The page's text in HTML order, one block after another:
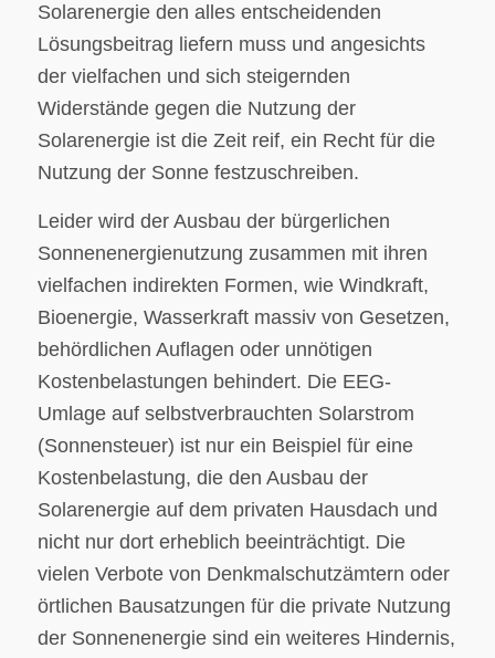
Solarenergie den alles entscheidenden
Lösungsbeitrag liefern muss und angesichts
der vielfachen und sich steigernden
Widerstände gegen die Nutzung der
Solarenergie ist die Zeit reif, ein Recht für die
Nutzung der Sonne festzuschreiben.
Leider wird der Ausbau der bürgerlichen
Sonnenenergienutzung zusammen mit ihren
vielfachen indirekten Formen, wie Windkraft,
Bioenergie, Wasserkraft massiv von Gesetzen,
behördlichen Auflagen oder unnötigen
Kostenbelastungen behindert. Die EEG-
Umlage auf selbstverbrauchten Solarstrom
(Sonnensteuer) ist nur ein Beispiel für eine
Kostenbelastung, die den Ausbau der
Solarenergie auf dem privaten Hausdach und
nicht nur dort erheblich beeinträchtigt. Die
vielen Verbote von Denkmalschutzämtern oder
örtlichen Bausatzungen für die private Nutzung
der Sonnenenergie sind ein weiteres Hindernis,